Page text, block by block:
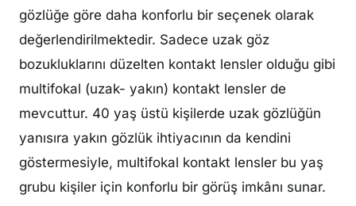
gözlüğe göre daha konforlu bir seçenek olarak
değerlendirilmektedir. Sadece uzak göz
bozukluklarını düzelten kontakt lensler olduğu gibi
multifokal (uzak- yakın) kontakt lensler de
mevcuttur. 40 yaş üstü kişilerde uzak gözlüğün
yanısıra yakın gözlük ihtiyacının da kendini
göstermesiyle, multifokal kontakt lensler bu yaş
grubu kişiler için konforlu bir görüş imkânı sunar.